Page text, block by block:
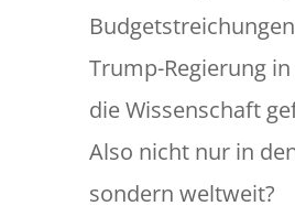
Trump-Regierung in
die Wissenschaft
Also nicht nur in
sondern weltweit?